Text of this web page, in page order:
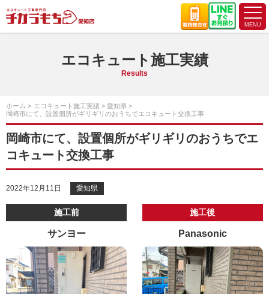
エコキュート施工実績
Results
ホーム エコキュート施工実績
愛知県
岡崎市にて、設置個所がギリギリのおうちでエコキュート交換工事
岡崎市にて、設置個所がギリギリのおうちでエ
コキュート交換工事
2022年12月11日 愛知県
施工前
サンヨー
施工後
Panasonic